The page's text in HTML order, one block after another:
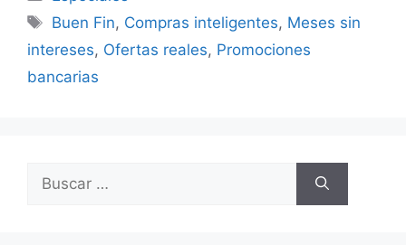
Etiquetas
Buen Fin, Compras inteligentes, Meses sin
intereses, Ofertas reales, Promociones
bancarias